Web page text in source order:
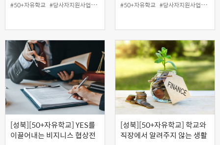
#50+자유학교 #당사자지원사업 #성북홍보왕 #온라인 #지역협력사업 #특강
#50+자유학교 #당사자지원사업 #성
[성북][50+자유학교] YES를
이끌어내는 비지니스 협상전
[성북][50+자유학교] 학교와
직장에서 알려주지 않는 생활